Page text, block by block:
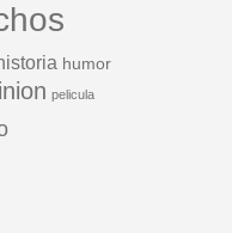
humor
pelicula